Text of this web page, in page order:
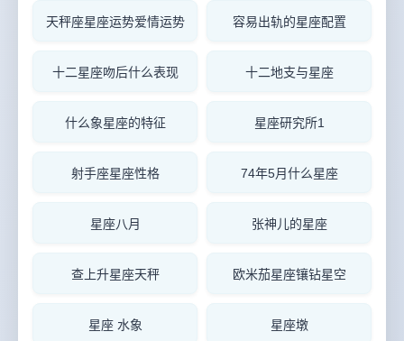
天秤座星座运势爱情运势 容易出轨的星座配置
十二星座吻后什么表现 十二地支与星座
什么象星座的特征 星座研究所1
射手座星座性格 74年5月什么星座
星座八月 张神儿的星座
查上升星座天秤 欧米茄星座镶钻星空
星座 水象 星座墩